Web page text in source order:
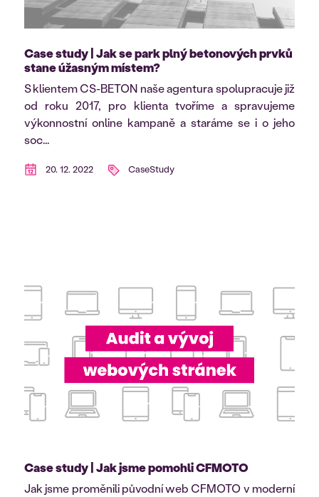
Case study | Jak se park plný betonových prvků
stane úžasným místem?
S klientem CS-BETON naše agentura spolupracuje již
od roku 2017, pro klienta tvoříme a spravujeme
výkonnostní online kampaně a staráme se i o jeho
soc...
20. 12. 2022 CaseStudy
Case study | Jak jsme pomohli CFMOTO
Jak jsme proměnili původní web CFMOTO v moderní